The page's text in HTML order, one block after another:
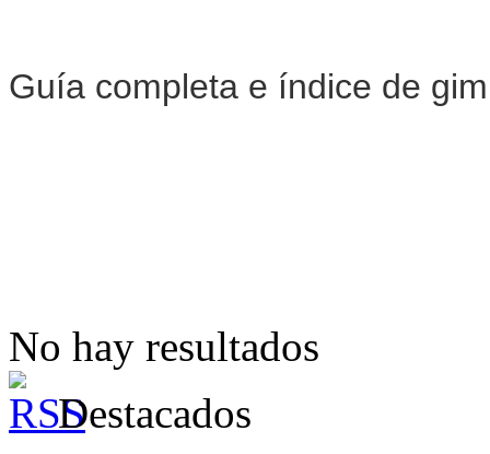
Guía completa e índice de
No hay resultados
Destacados